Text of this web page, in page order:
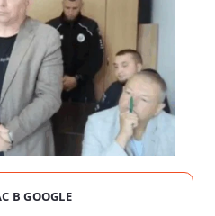
GOOGLE